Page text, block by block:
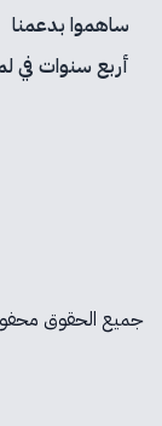
ساهموا بدعمنا
أربع سنوات في
جميع الحقوق